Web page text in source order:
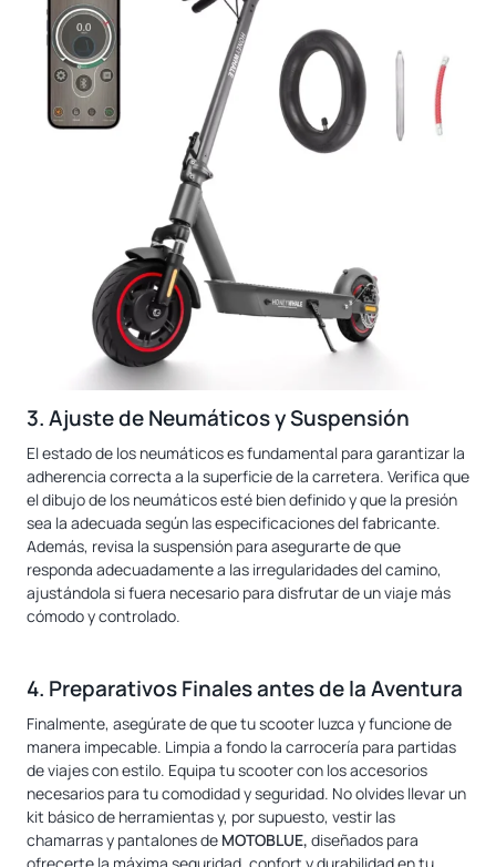
3.Ajuste de Neumáticos y Suspensión
El estado de los neumáticos es fundamental para garantizar la
adherencia correcta a la superficie de la carretera. Verifica que
el dibujo de los neumáticos esté bien definido y que la presión
sea la adecuada según las especificaciones del fabricante.
Además, revisa la suspensión para asegurarte de que
responda adecuadamente a las irregularidades del camino,
ajustándola si fuera necesario para disfrutar de un viaje más
cómodo y controlado.
4. Preparativos Finales antes de la Aventura
Finalmente, asegúrate de que tu scooter luzca y funcione de
manera impecable. Limpia a fondo la carrocería para partidas
de viajes con estilo. Equipa tu scooter con los accesorios
necesarios para tu comodidad y seguridad. No olvides llevar un
kit básico de herramientas y, por supuesto, vestir las
chamarras y pantalones de MOTOBLUE, diseñados para